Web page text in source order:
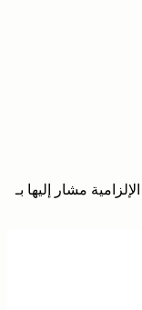
مشار إليها بـ